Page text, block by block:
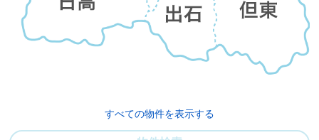
すべての物件を表示する